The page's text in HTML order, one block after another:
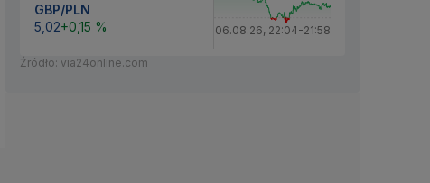
GBP/PLN
5,02+0,15 % 06.08.26, 22:04-21:58
Źródło: via24online.com